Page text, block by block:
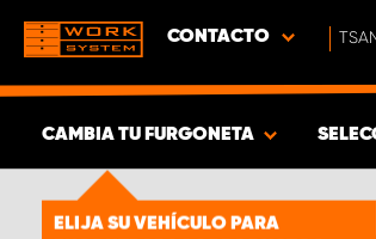
CONTACTO
CAMBIA TU FURGONETA
ELIJA SU VEHÍCULO PARA
MOSTRAR RESULTADOS -